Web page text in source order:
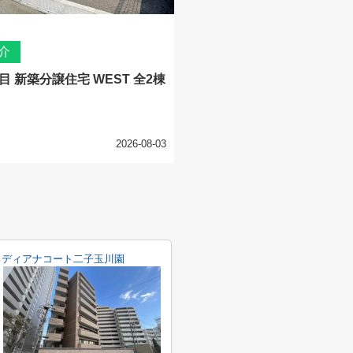
新築分譲住宅 WEST 全2棟
2026-08-03
ディアナコート二子玉川園